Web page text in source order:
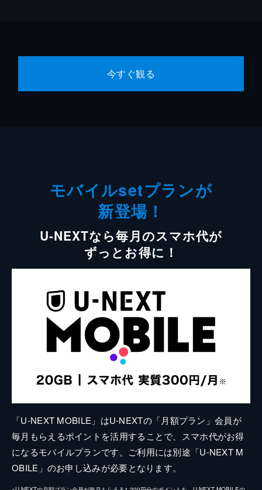
今すぐ観る
モバイルsetプランが
新登場！
U-NEXTなら毎月のスマホ代が
ずっとお得に！
「U-NEXT MOBILE」はU-NEXTの「月額プラン」会員が
毎月もらえるポイントを活用することで、スマホ代がお得
になるモバイルプランです。ご利用には別途「U-NEXT M
OBILE」のお申し込みが必要となります。